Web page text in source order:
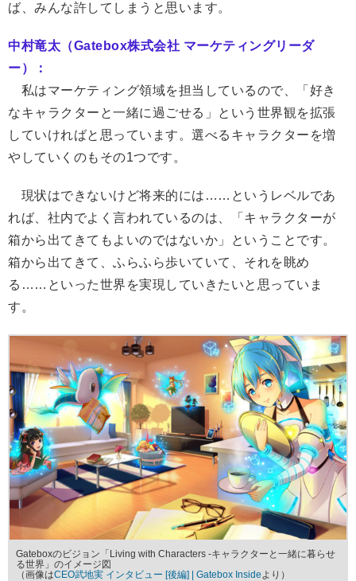
ば、みんな許してしまうと思います。
中村竜太（Gatebox株式会社 マーケティングリーダ
ー）：
私はマーケティング領域を担当しているので、「好き
なキャラクターと一緒に過ごせる」という世界観を拡張
していければと思っています。選べるキャラクターを増
やしていくのもその1つです。
現状はできないけど将来的には……というレベルであ
れば、社内でよく言われているのは、「キャラクターが
箱から出てきてもよいのではないか」ということです。
箱から出てきて、ふらふら歩いていて、それを眺め
る……といった世界を実現していきたいと思っていま
す。
Gateboxのビジョン「Living with Characters -キャラクターと一緒に暮らせ
る世界」のイメージ図
（画像はCEO武地実 インタビュー [後編] | Gatebox Inside より）